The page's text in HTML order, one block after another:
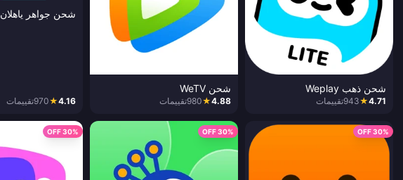
شحن ذهب Weplay
4.71
★
943تقييمات
شحن WeTV
4.88
★
980تقييمات
شحن جواهر ياهلان Yaahlan
4.16
★
970تقييمات
30% OFF
30% OFF
30% OFF